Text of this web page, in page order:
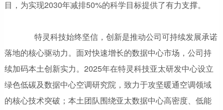
目，为实现2030年减排50%的科学目标提供了有力支撑。
特灵科技始终坚信，创新是推动公司可持续发展承诺
落地的核心驱动力。面对快速增长的数据中心市场，公司持
续加码本土创新实力。2025年在特灵科技亚太研发中心设立
绿色低碳及数据中心空调研究院，致力于攻坚暖通空调领域
的核心技术突破；本土团队围绕亚太数据中心高密度、低能